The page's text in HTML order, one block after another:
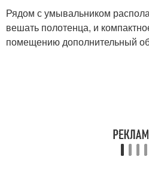
Рядом с умывальником
вешать полотенца, и
помещению дополнительный